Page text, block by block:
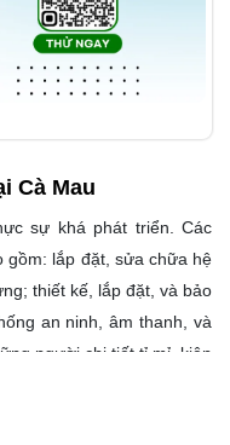
Cà Mau
sự khá phát triển. Các
gồm: lắp đặt, sửa chữa hệ
thiết kế, lắp đặt, và bảo
an ninh, âm thanh, và
người chi tiết tỉ mỉ, kiên